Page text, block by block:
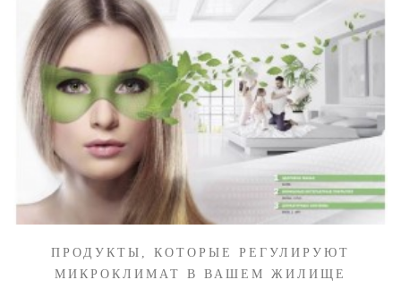
ПРОДУКТЫ, КОТОРЫЕ РЕГУЛИРУЮТ
МИКРОКЛИМАТ В ВАШЕМ ЖИЛИЩЕ